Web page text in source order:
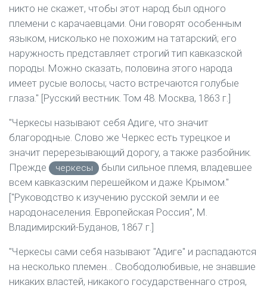
никто не скажет, чтобы этот народ был одного
племени с карачаевцами. Они говорят особенным
языком, нисколько не похожим на татарский; его
наружность представляет строгий тип кавказской
породы. Можно сказать, половина этого народа
имеет русые волосы; часто встречаются голубые
глаза." [Русский вестник. Том 48. Москва, 1863 г.]
"Черкесы называют себя Адиге, что значит
благородные. Слово же Черкес есть турецкое и
значит перерезывающий дорогу, а также разбойник.
Прежде
черкесы
были сильное племя, владевшее
всем кавказским перешейком и даже Крымом."
["Руководство к изучению русской земли и ее
народонаселения. Европейская Россия", М.
Владимирский-Буданов, 1867 г.]
"Черкесы сами себя называют "Адиге" и распадаются
на несколько племен… Свободолюбивые, не знавшие
никаких властей, никакого государственнаго строя,